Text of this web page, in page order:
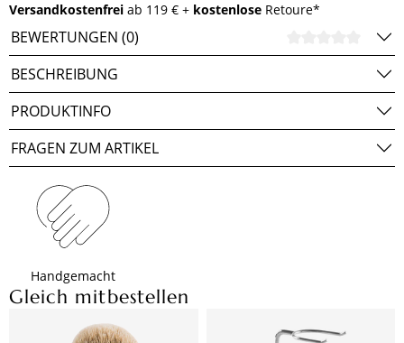
Versandkostenfrei ab 119 € + kostenlose Retoure*
BEWERTUNGEN (0)
BESCHREIBUNG
PRODUKTINFO
FRAGEN ZUM ARTIKEL
Handgemacht
Gleich mitbestellen